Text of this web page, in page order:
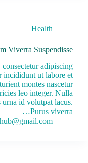
Health
Viverra Suspendisse
adipiscing
incididunt ut labore et
montes nascetur
leo integer. Nulla
id volutpat lacus.
Purus viverra…